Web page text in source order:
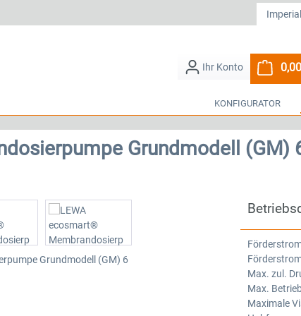
KONFIGURATOR
Grundmodell (GM)
Max. zul.
Max.
Maximale